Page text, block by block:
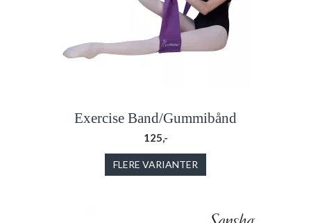
Exercise Band/Gummibånd
125,-
FLERE VARIANTER